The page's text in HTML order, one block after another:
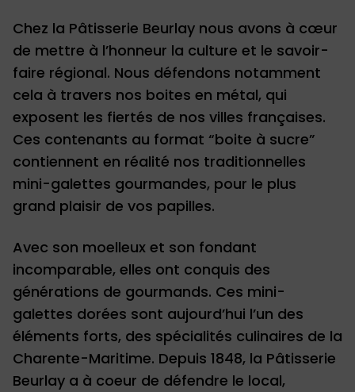
Chez la Pâtisserie Beurlay nous avons à cœur
de mettre à l’honneur la culture et le savoir-
faire régional. Nous défendons notamment
cela à travers nos boites en métal, qui
exposent les fiertés de nos villes françaises.
Ces contenants au format “boite à sucre”
contiennent en réalité nos traditionnelles
mini-galettes gourmandes, pour le plus
grand plaisir de vos papilles.
Avec son moelleux et son fondant
incomparable, elles ont conquis des
générations de gourmands. Ces mini-
galettes dorées sont aujourd’hui l’un des
éléments forts, des spécialités culinaires de la
Charente-Maritime. Depuis 1848, la Pâtisserie
Beurlay a à coeur de défendre le local,